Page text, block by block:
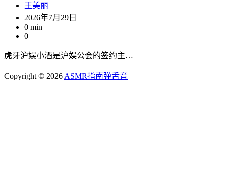
王美丽
2026年7月29日
0 min
0
虎牙沪娱小酒是沪娱公会的签约主…
Copyright © 2026 ASMR指南弹舌音